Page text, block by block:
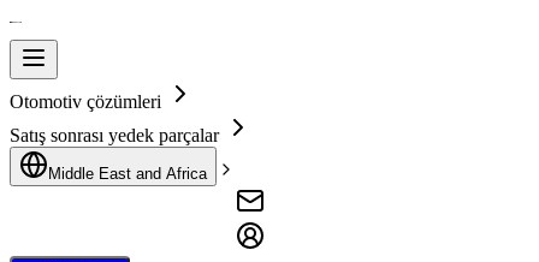
Otomotiv çözümleri
Satış sonrası yedek parçalar
Middle East and Africa